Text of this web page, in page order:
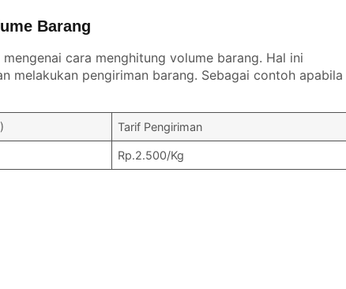
Barang
cara menghitung volume barang. Hal ini
melakukan pengiriman barang. Sebagai contoh apabila
Tarif Pengiriman
Rp.2.500/Kg